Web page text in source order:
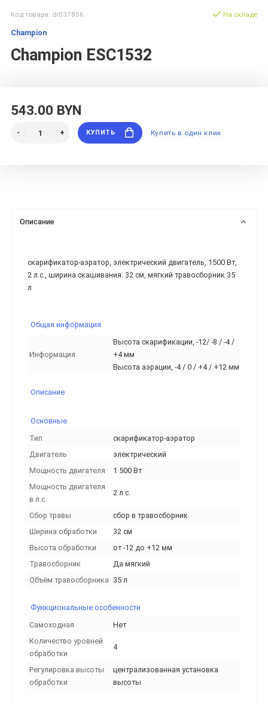
Код товара: dr037856
Champion
Champion ESC1532
На складе
543.00 BYN
КУПИТЬ Купить в один клик
Описание
скарификатор-аэратор, электрический двигатель, 1500 Вт,
2 л.с., ширина скашивания: 32 см, мягкий травосборник 35
л
Общая информация
Информация
Высота скарификации, -12/ -8 / -4 /
+4 мм
Высота аэрации, -4 / 0 / +4 / +12 мм
Описание
Основные
Тип
скарификатор-аэратор
Двигатель
электрический
Мощность двигателя
1 500 Вт
Мощность двигателя
в л.с.
2 л.с.
Сбор травы
сбор в травосборник
Ширина обработки
32 см
Высота обработки
от -12 до +12 мм
Травосборник
Да мягкий
Объём травосборника 35 л
Функциональные особенности
Самоходная
Нет
Количество уровней
обработки
4
Регулировка высоты
обработки
централизованная установка
выcоты